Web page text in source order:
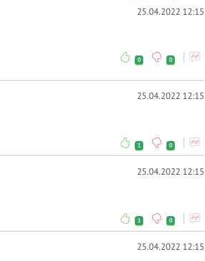
25.04.2022 12:15
0 0
25.04.2022 12:15
1 0
25.04.2022 12:15
1 0
25.04.2022 12:15